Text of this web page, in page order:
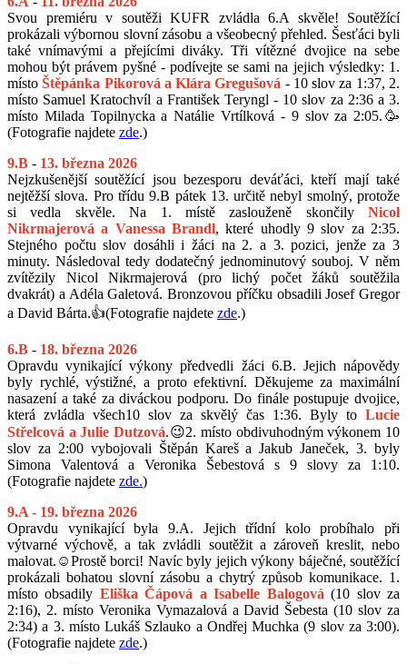
Svou premiéru v soutěži KUFR zvládla 6.A skvěle! Soutěžící
prokázali výbornou slovní zásobu a všeobecný přehled. Šesťáci byli
také vnímavými a přejícími diváky. Tři vítězné dvojice na sebe
mohou být právem pyšné - podívejte se sami na jejich výsledky: 1.
místoŠtěpánka Pikorová a Klára Gregušová - 10 slov za 1:37, 2.
místo Samuel Kratochvíl a František Teryngl - 10 slov za 2:36 a 3.
místo Milada Topilnycka a Natálie Vrtílková - 9 slov za 2:05.🥳
(Fotografie najdete zde.)
9.B - 13. března 2026
Nejzkušenější soutěžící jsou bezesporu deváťáci, kteří mají také
nejtěžší slova. Pro třídu 9.B pátek 13. určitě nebyl smolný, protože
si vedla skvěle. Na 1. místě zaslouženě skončily Nicol
Nikrmajerová a Vanessa Brandl, které uhodly 9 slov za 2:35.
Stejného počtu slov dosáhli i žáci na 2. a 3. pozici, jenže za 3
minuty. Následoval tedy dodatečný jednominutový souboj. V něm
zvítězily Nicol Nikrmajerová (pro lichý počet žáků soutěžila
dvakrát) a Adéla Galetová. Bronzovou příčku obsadili Josef Gregor
a David Bárta.👍(Fotografie najdete zde.)
6.B - 18. března 2026
Opravdu vynikající výkony předvedli žáci 6.B. Jejich nápovědy
byly rychlé, výstižné, a proto efektivní. Děkujeme za maximální
nasazení a také za diváckou podporu. Do finále postupuje dvojice,
která zvládla všech10 slov za skvělý čas 1:36. Byly to Lucie
Střelcová a Julie Dutzová.😉2. místo obdivuhodným výkonem 10
slov za 2:00 vybojovali Štěpán Kareš a Jakub Janeček, 3. byly
Simona Valentová a Veronika Šebestová s 9 slovy za 1:10.
(Fotografie najdete zde.)
9.A - 19. března 2026
Opravdu vynikající byla 9.A. Jejich třídní kolo probíhalo při
výtvarné výchově, a tak zvládli soutěžit a zároveň kreslit, nebo
malovat.☺️Prostě borci! Navíc byly jejich výkony báječné, soutěžící
prokázali bohatou slovní zásobu a chytrý způsob komunikace. 1.
místo obsadily Eliška Čápová a Isabelle Balogová (10 slov za
2:16), 2. místo Veronika Vymazalová a David Šebesta (10 slov za
2:34) a 3. místo Lukáš Szlauko a Ondřej Muchka (9 slov za 3:00).
(Fotografie najdete zde.)